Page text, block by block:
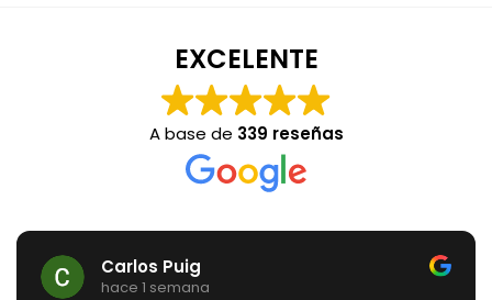
EXCELENTE
A base de 339 reseñas
Carlos Puig
hace 1 semana